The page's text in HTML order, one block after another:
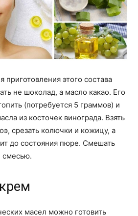
приготовления этого состава
не шоколад, а масло какао. Его
(потребуется 5 граммов) и
из косточек винограда. Взять
срезать колючки и кожицу, а
до состояния пюре. Смешать
смесью.
масел можно готовить